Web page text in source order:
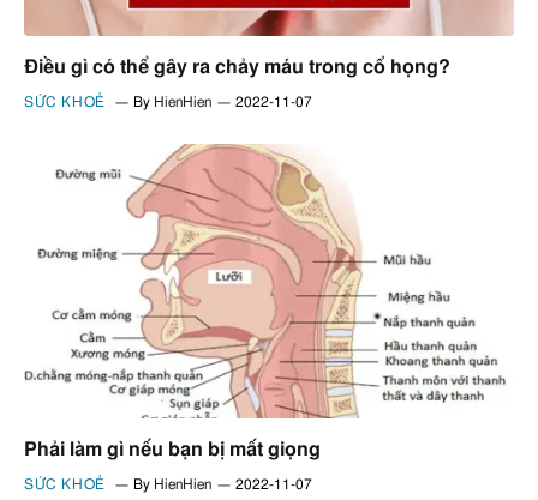
Điều gì có thể gây ra chảy máu trong cổ họng?
SỨC KHOẺ By HienHien 2022-11-07
Phải làm gì nếu bạn bị mất giọng
SỨC KHOẺ By HienHien 2022-11-07